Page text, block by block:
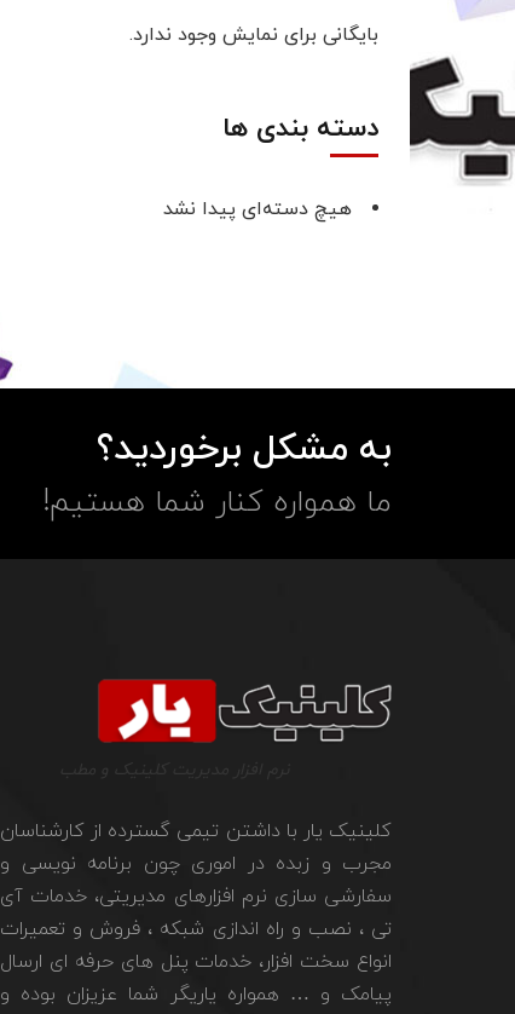
بایگانی برای نمایش وجود ندارد.
دسته بندی ها
هیچ دسته‌ای پیدا نشد
به مشکل برخوردید؟
ما همواره کنار شما هستیم!
نرم افزار مدیریت کلینیک و مطب
کلینیک یار با داشتن تیمی گسترده از کارشناسان
مجرب و زبده در اموری چون برنامه نویسی و
سفارشی سازی نرم افزارهای مدیریتی، خدمات آی
تی ، نصب و راه اندازی شبکه ، فروش و تعمیرات
انواع سخت افزار، خدمات پنل های حرفه ای ارسال
پیامک و … همواره یاریگر شما عزیزان بوده و